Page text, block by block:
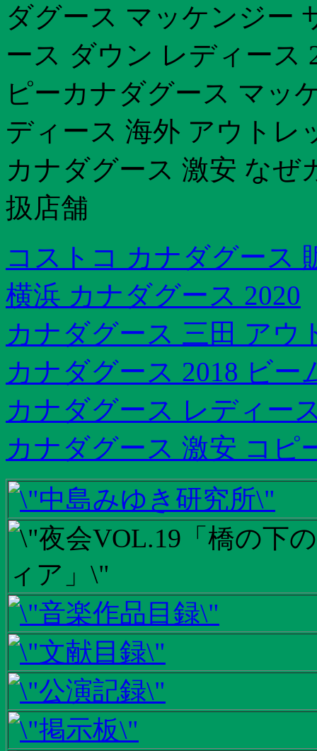
ダグース マッケンジー
ース ダウン レディース
ピーカナダグース マッ
ディース 海外 アウトレ
カナダグース 激安 なぜ
扱店舗
コストコ カナダグース
横浜 カナダグース 2020
カナダグース 三田 アウ
カナダグース 2018 ビ
カナダグース レディー
カナダグース 激安 コピ